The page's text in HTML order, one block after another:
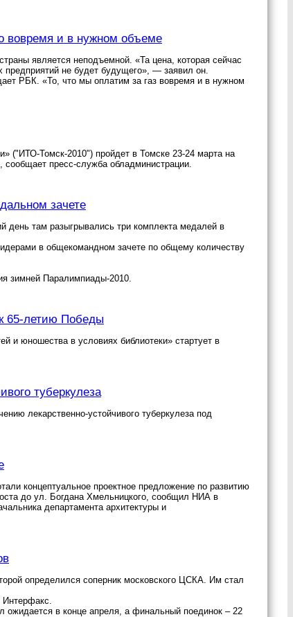
вовремя и в нужном объеме
является неподъемной. «Та цена, которая сейчас
не будет будущего», — заявил он.
РБК. «То, что мы оплатим за газ вовремя и в нужном
("ИТО-Томск-2010") пройдет в Томске 23-24 марта на
сообщает пресс-служба обладминистрации.
зачете
день там разыгрывались три комплекта медалей в
в общекомандном зачете по общему количеству
зимней Паралимпиады-2010.
65-летию Победы
и юношества в условиях библиотеки» стартует в
туберкулеза
лекарственно-устойчивого туберкулеза под
концептуальное проектное предложение по развитию
до ул. Богдана Хмельницкого, сообщил НИА в
департамента архитектуры и
определился соперник московского ЦСКА. Им стал
в конце апреля, а финальный поединок – 22